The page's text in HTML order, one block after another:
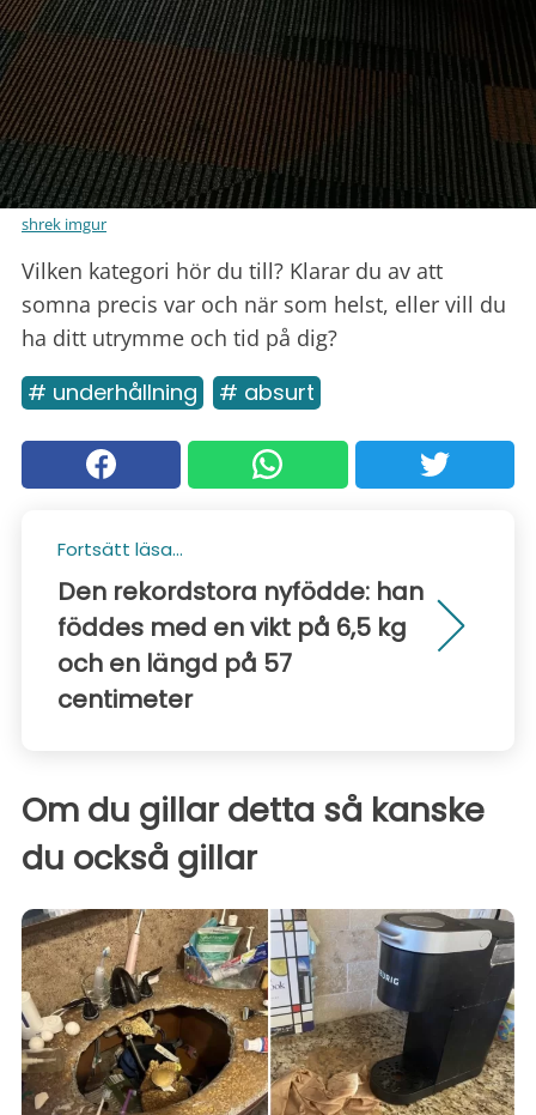
shrek imgur
Vilken kategori hör du till? Klarar du av att
somna precis var och när som helst, eller vill du
ha ditt utrymme och tid på dig?
# underhållning # absurt
Fortsätt läsa...
Den rekordstora nyfödde: han
föddes med en vikt på 6,5 kg
och en längd på 57
centimeter
Om du gillar detta så kanske
du också gillar